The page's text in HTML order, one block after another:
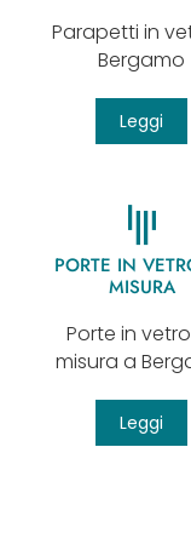
Parapetti in
Bergamo
Leggi
PORTE IN
MISURA
Porte in
misura a
Leggi